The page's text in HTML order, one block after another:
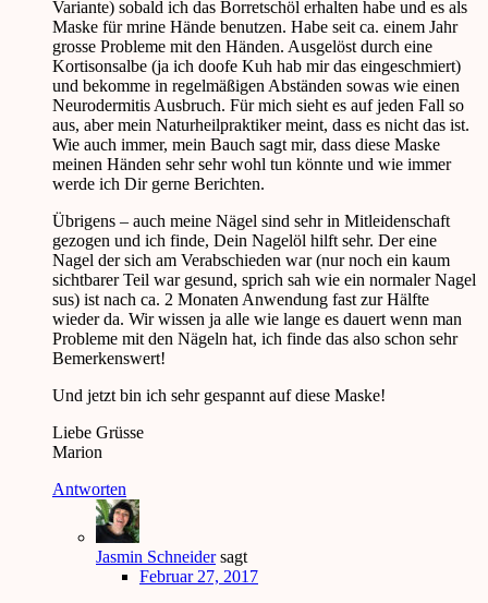
Variante) sobald ich das Borretschöl erhalten habe und es als
Maske für mrine Hände benutzen. Habe seit ca. einem Jahr
grosse Probleme mit den Händen. Ausgelöst durch eine
Kortisonsalbe (ja ich doofe Kuh hab mir das eingeschmiert)
und bekomme in regelmäßigen Abständen sowas wie einen
Neurodermitis Ausbruch. Für mich sieht es auf jeden Fall so
aus, aber mein Naturheilpraktiker meint, dass es nicht das ist.
Wie auch immer, mein Bauch sagt mir, dass diese Maske
meinen Händen sehr sehr wohl tun könnte und wie immer
werde ich Dir gerne Berichten.
Übrigens – auch meine Nägel sind sehr in Mitleidenschaft
gezogen und ich finde, Dein Nagelöl hilft sehr. Der eine
Nagel der sich am Verabschieden war (nur noch ein kaum
sichtbarer Teil war gesund, sprich sah wie ein normaler Nagel
sus) ist nach ca. 2 Monaten Anwendung fast zur Hälfte
wieder da. Wir wissen ja alle wie lange es dauert wenn man
Probleme mit den Nägeln hat, ich finde das also schon sehr
Bemerkenswert!
Und jetzt bin ich sehr gespannt auf diese Maske!
Liebe Grüsse
Marion
Antworten
Jasmin Schneider sagt
Februar 27, 2017